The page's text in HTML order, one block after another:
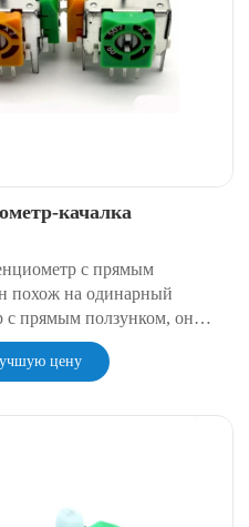
качалка
с прямым
похож на одинарный
с прямым ползунком, он
отдельных потенциометров
управляющей
каждый из которых имеет
цену